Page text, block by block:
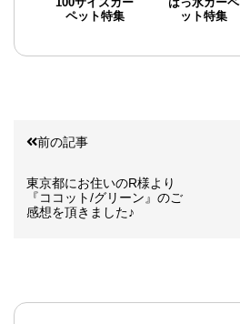
ペット特集
ット特集
前の記事
東京都にお住いのR様より
『ココット/グリーン』のご
感想を頂きました♪